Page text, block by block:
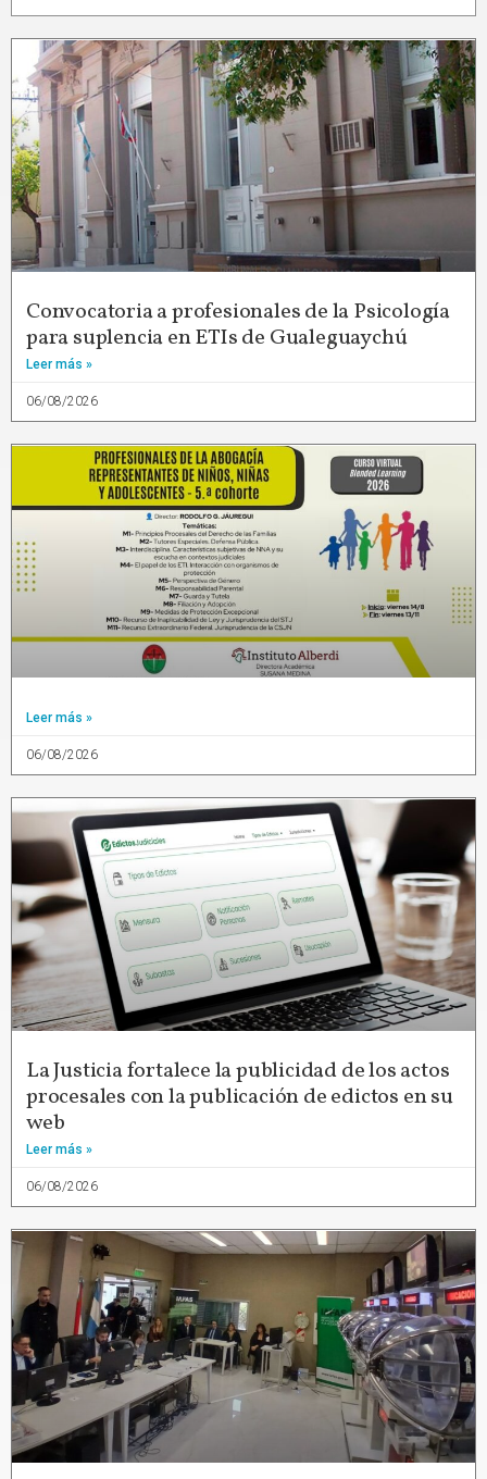
Convocatoria a profesionales de la Psicología
para suplencia en ETIs de Gualeguaychú
Leer más »
06/08/2026
Leer más »
06/08/2026
La Justicia fortalece la publicidad de los actos
procesales con la publicación de edictos en su
web
Leer más »
06/08/2026